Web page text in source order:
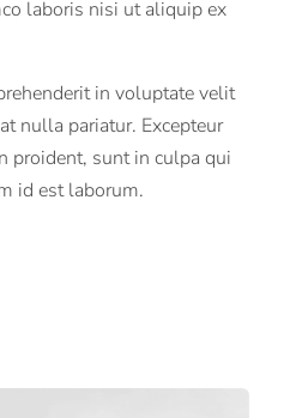
laboris nisi ut aliquip ex
in voluptate velit
nulla pariatur. Excepteur
proident, sunt in culpa qui
id est laborum.